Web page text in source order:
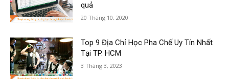
quả
20 Tháng 10, 2020
Top 9 Địa Chỉ Học Pha Chế Uy Tín Nhất
Tại TP. HCM
3 Tháng 3, 2023